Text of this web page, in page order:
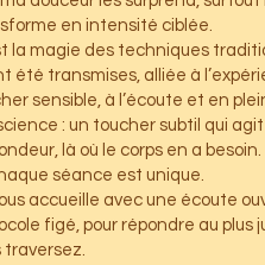
en intensité ciblée.
la magie des techniques
été transmises, alliée à
sensible, à l’écoute et en
: un toucher subtil qui
là où le corps en a besoin.
séance est unique.
accueille avec une écoute
figé, pour répondre au plus
traversez.